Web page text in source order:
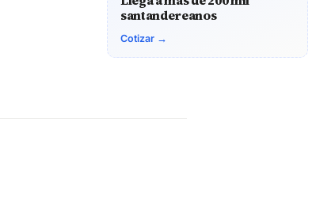
santandereanos
Cotizar →